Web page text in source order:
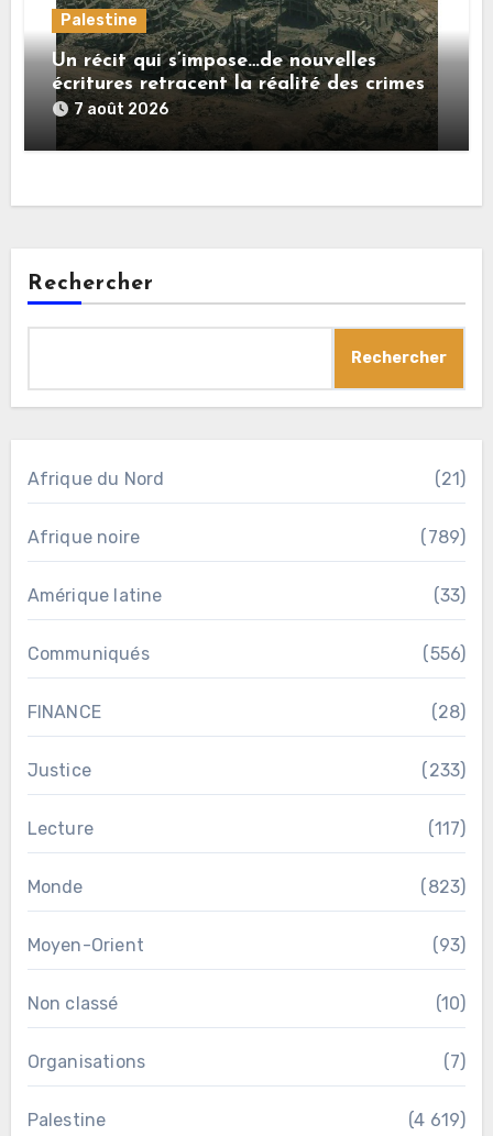
Palestine
Un récit qui s’impose…de nouvelles
écritures retracent la réalité des crimes
sionistes à Gaza
7 août 2026
Rechercher
Rechercher
Afrique du Nord (21)
Afrique noire (789)
Amérique latine (33)
Communiqués (556)
FINANCE (28)
Justice (233)
Lecture (117)
Monde (823)
Moyen-Orient (93)
Non classé (10)
Organisations (7)
Palestine (4 619)